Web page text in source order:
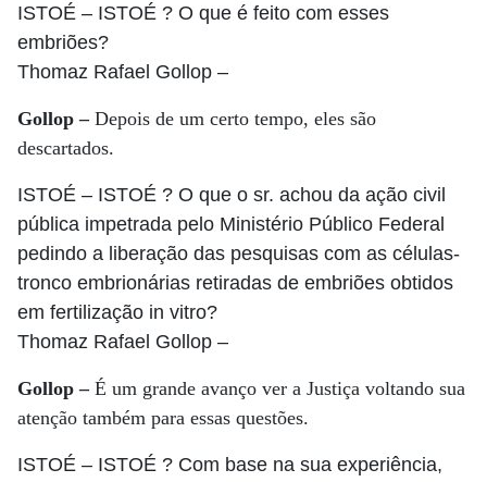
ISTOÉ – ISTOÉ ? O que é feito com esses
embriões?
Thomaz Rafael Gollop –
Gollop –Depois de um certo tempo, eles são
descartados.
ISTOÉ – ISTOÉ ? O que o sr. achou da ação civil
pública impetrada pelo Ministério Público Federal
pedindo a liberação das pesquisas com as células-
tronco embrionárias retiradas de embriões obtidos
em fertilização in vitro?
Thomaz Rafael Gollop –
Gollop –É um grande avanço ver a Justiça voltando sua
atenção também para essas questões.
ISTOÉ – ISTOÉ ? Com base na sua experiência,